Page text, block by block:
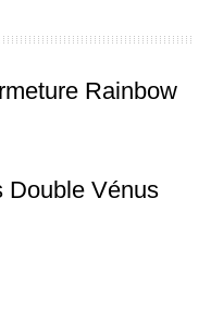
Rainbow
Double Vénus